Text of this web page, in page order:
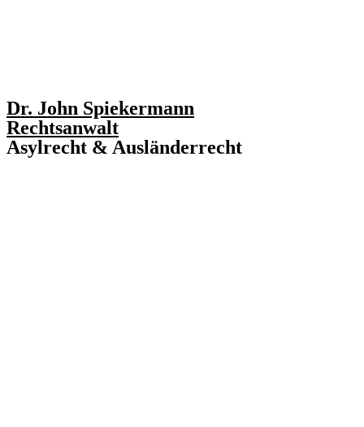
Dr. John Spiekermann
Rechtsanwalt
Asylrecht & Ausländerrecht